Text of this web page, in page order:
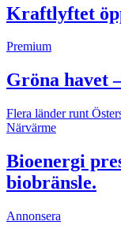
Kraftlyftet
Premium
Gröna havet
Flera länder runt
Närvärme
Bioenergi
biobränsle.
Annonsera